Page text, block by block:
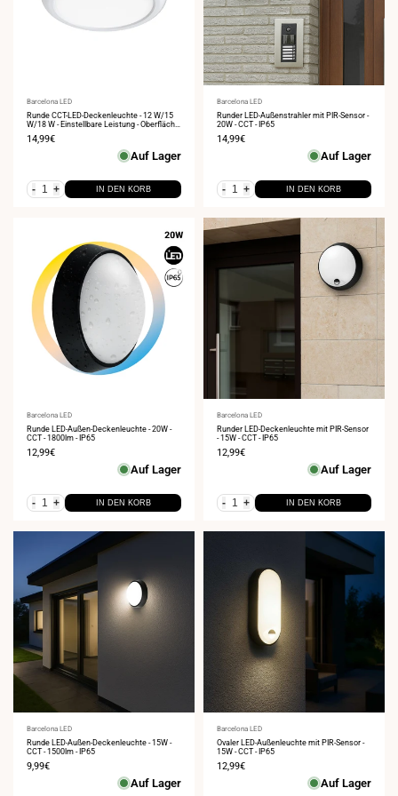
Anbieter:
Barcelona LED
Runde CCT-LED-Deckenleuchte - 12 W/15
W/18 W - Einstellbare Leistung - Oberfläche
Verkaufspreis
14,99€
Auf Lager
- + IN DEN KORB
Anbieter:
Barcelona LED
Runder LED-Außenstrahler mit PIR-Sensor -
20W - CCT - IP65
Verkaufspreis
14,99€
Auf Lager
- + IN DEN KORB
Anbieter:
Barcelona LED
Runde LED-Außen-Deckenleuchte - 20W -
CCT - 1800lm - IP65
Verkaufspreis
12,99€
Auf Lager
- + IN DEN KORB
Anbieter:
Barcelona LED
Runder LED-Deckenleuchte mit PIR-Sensor
- 15W - CCT - IP65
Verkaufspreis
12,99€
Auf Lager
- + IN DEN KORB
Anbieter:
Barcelona LED
Runde LED-Außen-Deckenleuchte - 15W -
CCT - 1500lm - IP65
Verkaufspreis
9,99€
Auf Lager
Anbieter:
Barcelona LED
Ovaler LED-Außenleuchte mit PIR-Sensor -
15W - CCT - IP65
Verkaufspreis
12,99€
Auf Lager